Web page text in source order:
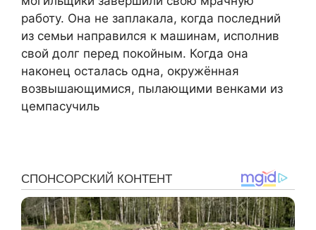
работу. Она не заплакала, когда последний
из семьи направился к машинам, исполнив
свой долг перед покойным. Когда она
наконец осталась одна, окружённая
возвышающимися, пылающими венками из
цемпасучиль